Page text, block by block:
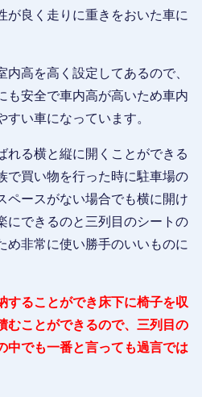
が良く走りに重きをおいた車に
高を高く設定してあるので、
も安全で車内高が高いため車内
い車になっています。
れる横と縦に開くことができる
で買い物を行った時に駐車場の
ペースがない場合でも横に開け
にできるのと三列目のシートの
め非常に使い勝手のいいものに
することができ床下に椅子を収
むことができるので、三列目の
中でも一番と言っても過言では